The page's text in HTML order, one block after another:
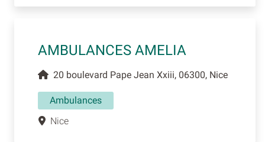
AMBULANCES AMELIA
20 boulevard Pape Jean Xxiii, 06300, Nice
Ambulances
Nice